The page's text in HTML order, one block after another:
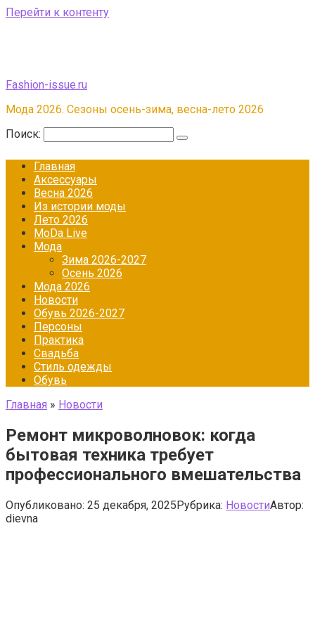
Перейти к контенту
Fashion-issue.ru
Мода 2026. Сезоны осень-зима, весна-лето 2026
Поиск:
Главная
Аксессуары
Весна 2026
Из истории моды
Лето 2026
МоDа Live
Мода
Зима 2026-2027
Осень 2026
Мода 2026
Новости
Обувь 2026-2027
Персоны
Практика
Свадьба
Стиль одежды
Обувь
Главная » Новости
Ремонт микроволновок: когда
бытовая техника требует
профессионального вмешательства
Опубликовано: 25 декабря, 2025Рубрика: НовостиАвтор:
dievna